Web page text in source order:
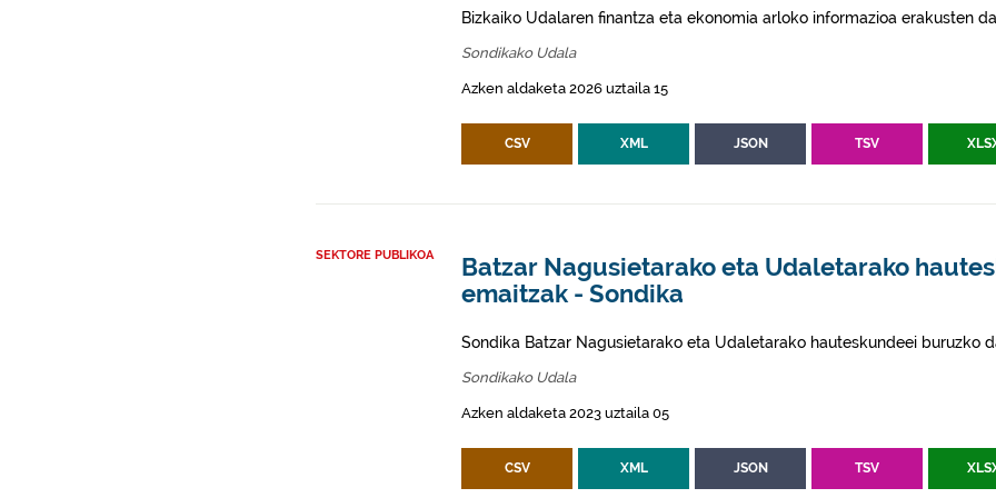
Bizkaiko Udalaren finantza eta ekonomia arloko informazioa erakusten
Sondikako Udala
Azken aldaketa 2026 uztaila 15
CSV XML JSON TSV
SEKTORE PUBLIKOA
Batzar Nagusietarako eta Udaletarako
emaitzak - Sondika
Sondika Batzar Nagusietarako eta Udaletarako hauteskundeei buruzko
Sondikako Udala
Azken aldaketa 2023 uztaila 05
CSV XML JSON TSV